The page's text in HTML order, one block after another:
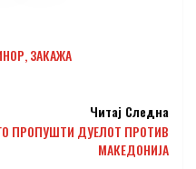
ЗАКАЖА
Читај Следна
ПРОПУШТИ ДУЕЛОТ ПРОТИВ
МАКЕДОНИЈА